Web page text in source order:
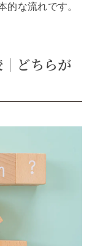
的な流れです。
どちらが